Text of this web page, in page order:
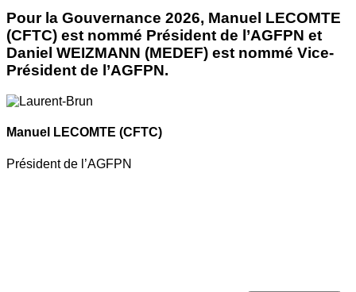
Pour la Gouvernance 2026, Manuel LECOMTE
(CFTC) est nommé Président de l’AGFPN et
Daniel WEIZMANN (MEDEF) est nommé Vice-
Président de l’AGFPN.
Manuel LECOMTE (CFTC)
Président de l’AGFPN